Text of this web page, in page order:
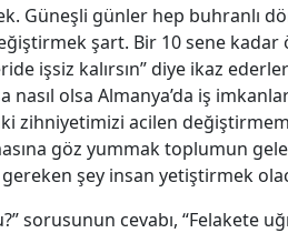
Güneşli günler hep buhranlı
şart. Bir 10 sene
işsiz kalırsın” diye ikaz
nasıl olsa Almanya’da iş
zihniyetimizi acilen
göz yummak toplumun
şey insan yetiştirmek
sorusunun cevabı, “Felakete